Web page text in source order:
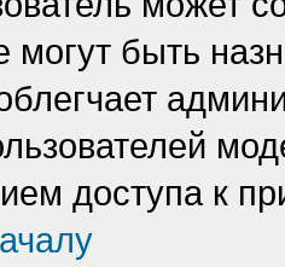
могут быть
доступа к